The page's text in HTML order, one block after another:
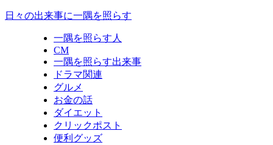
日々の出来事に一隅を照らす
一隅を照らす人
CM
一隅を照らす出来事
ドラマ関連
グルメ
お金の話
ダイエット
クリックポスト
便利グッズ